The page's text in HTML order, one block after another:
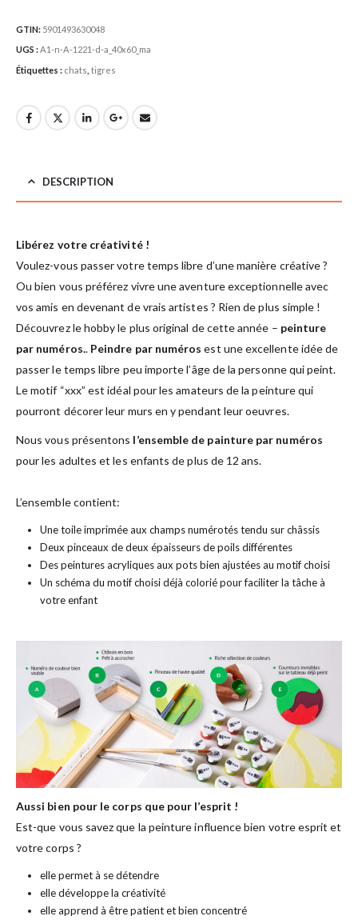
GTIN: 5901493630048
UGS :A1-n-A-1221-d-a_40x60_ma
Étiquettes : chats tigres
DESCRIPTION
Libérez votre créativité !
Voulez-vous passer votre temps libre d’une manière créative ?
Ou bien vous préférez vivre une aventure exceptionnelle avec
vos amis en devenant de vrais artistes ? Rien de plus simple !
Découvrez le hobby le plus original de cette année – peinture
par numéros.. Peindre par numéros est une excellente idée de
passer le temps libre peu importe l’âge de la personne qui peint.
Le motif “xxx” est idéal pour les amateurs de la peinture qui
pourront décorer leur murs en y pendant leur oeuvres.
Nous vous présentons l’ensemble de painture par numéros
pour les adultes et les enfants de plus de 12 ans.
L’ensemble contient:
Une toile imprimée aux champs numérotés tendu sur châssis
Deux pinceaux de deux épaisseurs de poils différentes
Des peintures acryliques aux pots bien ajustées au motif choisi
Un schéma du motif choisi déjà colorié pour faciliter la tâche à
votre enfant
Aussi bien pour le corps que pour l’esprit !
Est-que vous savez que la peinture influence bien votre esprit et
votre corps ?
elle permet à se détendre
elle développe la créativité
elle apprend à être patient et bien concentré